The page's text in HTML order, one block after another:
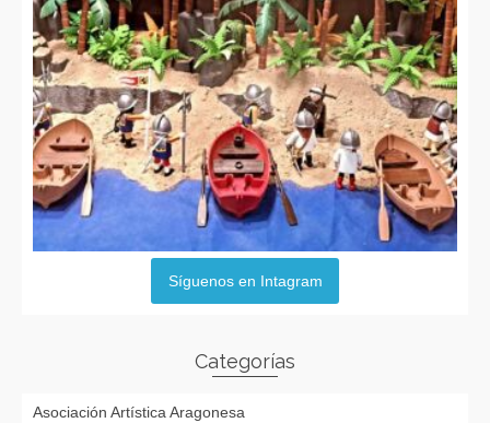
Síguenos en Intagram
Categorías
Asociación Artística Aragonesa